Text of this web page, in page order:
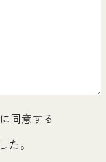
に同意する
た。